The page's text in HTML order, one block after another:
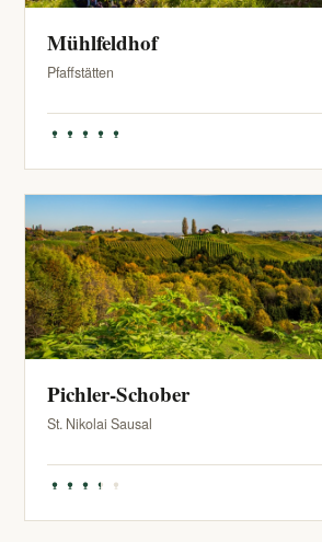
Mühlfeldhof
Pfaffstätten
Pichler-Schober
St. Nikolai Sausal